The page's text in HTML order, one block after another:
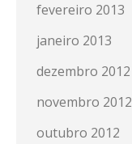
fevereiro 2013
janeiro 2013
dezembro 2012
novembro 2012
outubro 2012